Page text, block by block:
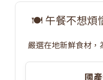
🍽️ 午餐不想煩
嚴選在地新鮮食材，
國